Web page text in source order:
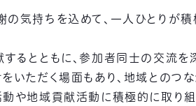
気持ちを込めて、一人ひとりが積
るとともに、参加者同士の交流を
いただく場面もあり、地域とのつ
や地域貢献活動に積極的に取り